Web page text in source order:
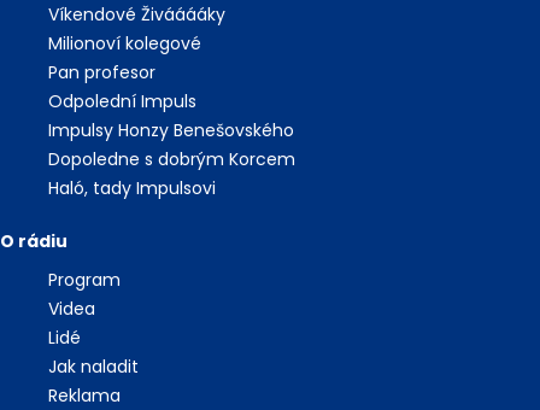
Víkendové Živááááky
Milionoví kolegové
Pan profesor
Odpolední Impuls
Impulsy Honzy Benešovského
Dopoledne s dobrým Korcem
Haló, tady Impulsovi
O rádiu
Program
Videa
Lidé
Jak naladit
Reklama